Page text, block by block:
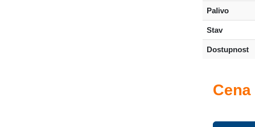
Palivo
Stav
Dostupnost
Cena